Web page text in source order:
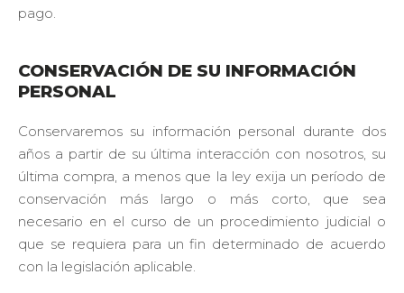
pago.
CONSERVACIÓN DE SU INFORMACIÓN
PERSONAL
Conservaremos su información personal durante dos
años a partir de su última interacción con nosotros, su
última compra, a menos que la ley exija un período de
conservación más largo o más corto, que sea
necesario en el curso de un procedimiento judicial o
que se requiera para un fin determinado de acuerdo
con la legislación aplicable.